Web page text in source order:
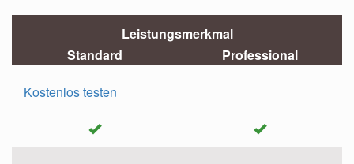
Leistungsmerkmal
Standard
Professional
Kostenlos testen